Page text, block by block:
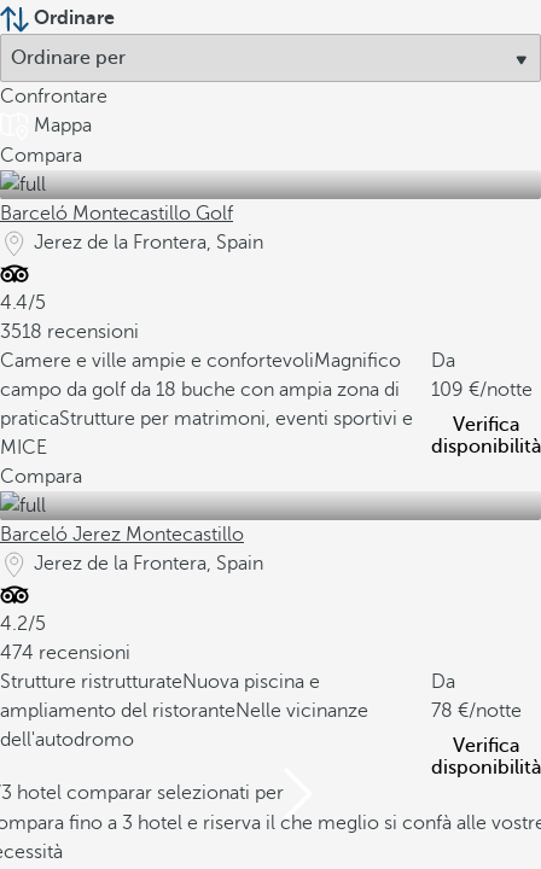
Ordinare
Confrontare
Mappa
Compara
Barceló Montecastillo Golf
Jerez de la Frontera, Spain
4.4/5
3518 recensioni
Camere e ville ampie e confortevoliMagnifico
campo da golf da 18 buche con ampia zona di
praticaStrutture per matrimoni, eventi sportivi e
MICE
Da
109
/notte
Verifica
disponibilità
Compara
Barceló Jerez Montecastillo
Jerez de la Frontera, Spain
4.2/5
474 recensioni
Strutture ristrutturateNuova piscina e
ampliamento del ristoranteNelle vicinanze
dell'autodromo
Da
78
/notte
Verifica
disponibilità
hotel comparar selezionati per
fino a 3 hotel e riserva il che meglio si confà alle